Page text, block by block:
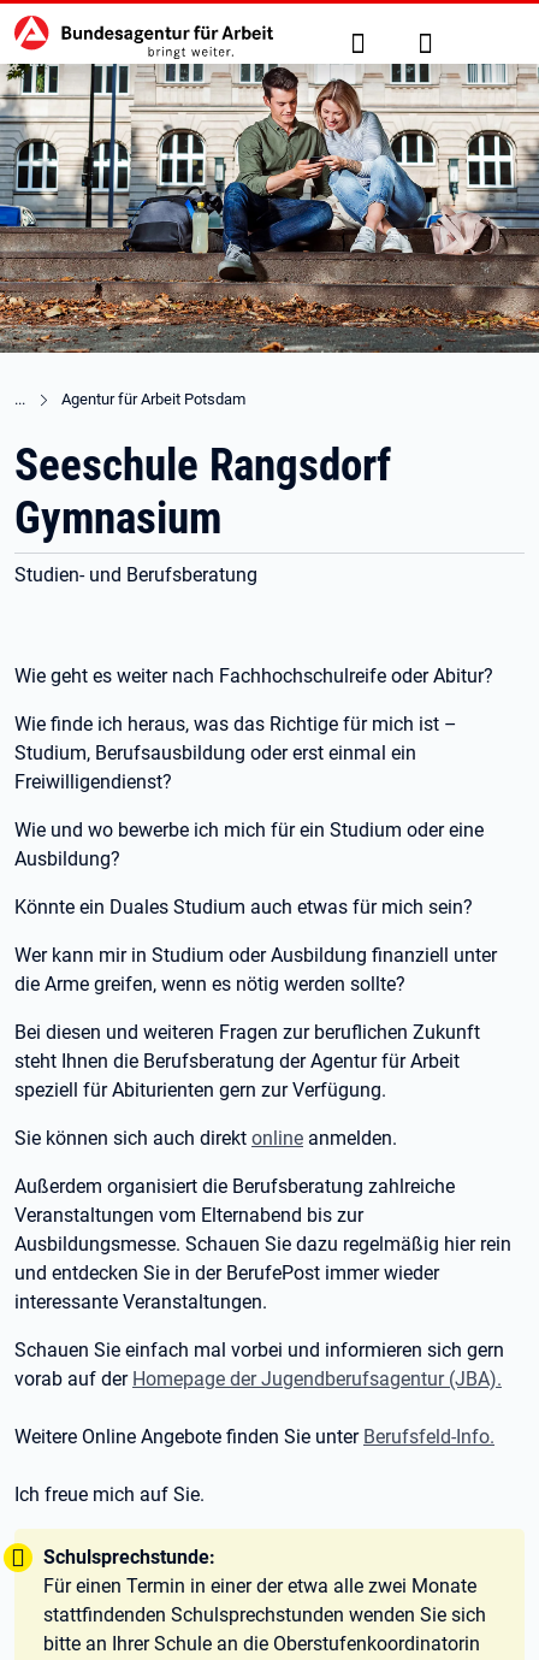
zu den Hauptinhalten springen
Hauptnavigation Suche Anmelden
Agentur für Arbeit Potsdam
Seeschule Rangsdorf
Gymnasium
Studien- und Berufsberatung
Wie geht es weiter nach Fachhochschulreife oder Abitur?
Wie finde ich heraus, was das Richtige für mich ist –
Studium, Berufsausbildung oder erst einmal ein
Freiwilligendienst?
Wie und wo bewerbe ich mich für ein Studium oder eine
Ausbildung?
Könnte ein Duales Studium auch etwas für mich sein?
Wer kann mir in Studium oder Ausbildung finanziell unter
die Arme greifen, wenn es nötig werden sollte?
Bei diesen und weiteren Fragen zur beruflichen Zukunft
steht Ihnen die Berufsberatung der Agentur für Arbeit
speziell für Abiturienten gern zur Verfügung.
Sie können sich auch direkt online anmelden.
Außerdem organisiert die Berufsberatung zahlreiche
Veranstaltungen vom Elternabend bis zur
Ausbildungsmesse. Schauen Sie dazu regelmäßig hier rein
und entdecken Sie in der BerufePost immer wieder
interessante Veranstaltungen.
Schauen Sie einfach mal vorbei und informieren sich gern
vorab auf der Homepage der Jugendberufsagentur (JBA).
Weitere Online Angebote finden Sie unter Berufsfeld-Info.
Ich freue mich auf Sie.
Tipp:
Schulsprechstunde:
Für einen Termin in einer der etwa alle zwei Monate
stattfindenden Schulsprechstunden wenden Sie sich
bitte an Ihrer Schule an die Oberstufenkoordinatorin